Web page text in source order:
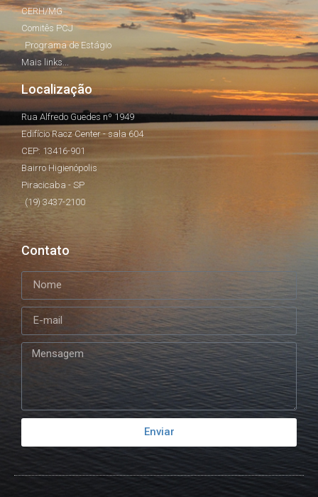
CERH/MG
Comitês PCJ
Programa de Estágio
Mais links...
Localização
Rua Alfredo Guedes nº 1949
Edifício Racz Center - sala 604
CEP: 13416-901
Bairro Higienópolis
Piracicaba - SP
(19) 3437-2100
Contato
Enviar